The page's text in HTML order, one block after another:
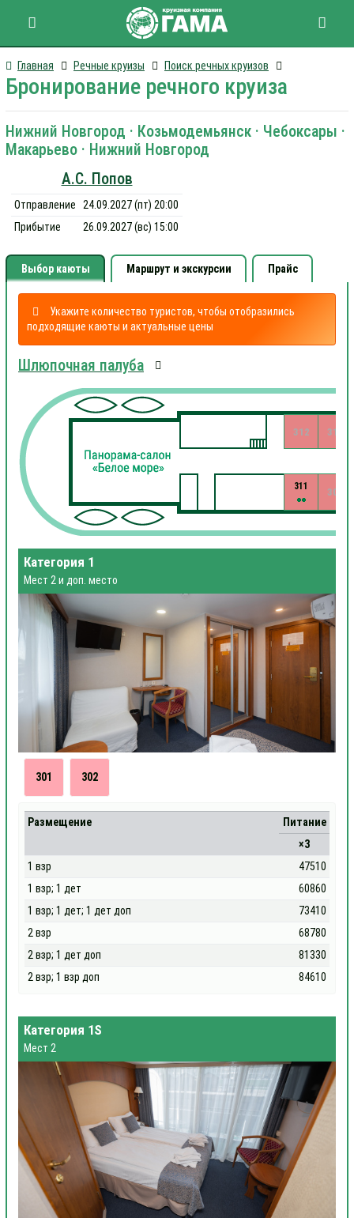
Главная Речные круизы Поиск речных круизов
Бронирование речного круиза
Нижний Новгород · Козьмодемьянск · Чебоксары ·
Макарьево · Нижний Новгород
А.С. Попов
Отправление
24.09.2027 (пт) 20:00
Прибытие
26.09.2027 (вс) 15:00
Выбор каюты Маршрут и экскурсии Прайс
Укажите количество туристов, чтобы отобразились
подходящие каюты и актуальные цены
Шлюпочная палуба
309
310
311
312
Категория 1
Мест 2 и доп. место
301 302
Размещение
Питание
×3
1 взр
47510
1 взр; 1 дет
60860
1 взр; 1 дет; 1 дет доп
73410
2 взр
68780
2 взр; 1 дет доп
81330
2 взр; 1 взр доп
84610
Категория 1S
Мест 2